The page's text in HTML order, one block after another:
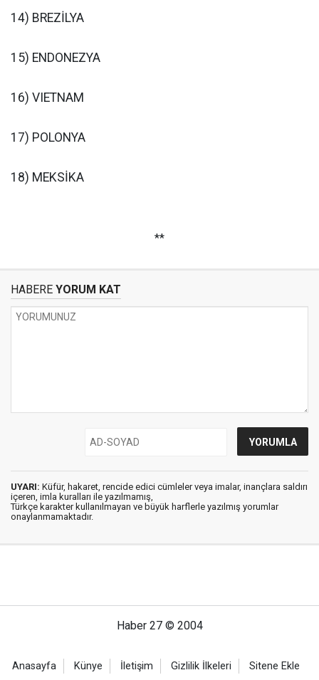
14) BREZİLYA
15) ENDONEZYA
16) VIETNAM
17) POLONYA
18) MEKSİKA
**
HABERE YORUM KAT
UYARI: Küfür, hakaret, rencide edici cümleler veya imalar, inançlara saldırı
içeren, imla kuralları ile yazılmamış,
Türkçe karakter kullanılmayan ve büyük harflerle yazılmış yorumlar
onaylanmamaktadır.
Haber 27 © 2004
Anasayfa Künye İletişim Gizlilik İlkeleri Sitene Ekle